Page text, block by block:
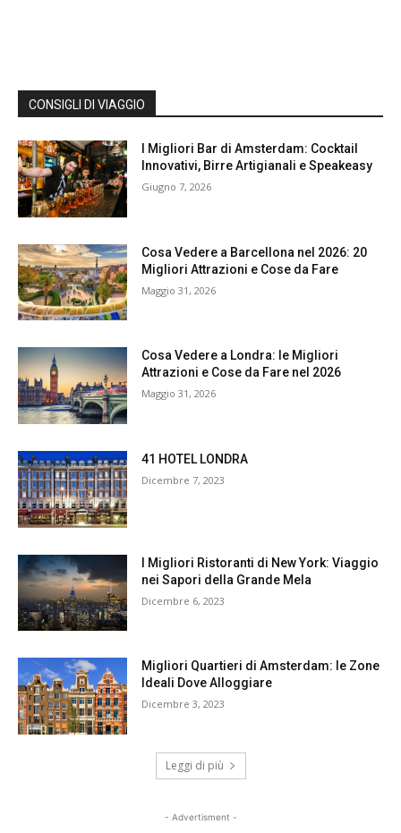
CONSIGLI DI VIAGGIO
I Migliori Bar di Amsterdam: Cocktail
Innovativi, Birre Artigianali e Speakeasy
Giugno 7, 2026
Cosa Vedere a Barcellona nel 2026: 20
Migliori Attrazioni e Cose da Fare
Maggio 31, 2026
Cosa Vedere a Londra: le Migliori
Attrazioni e Cose da Fare nel 2026
Maggio 31, 2026
41 HOTEL LONDRA
Dicembre 7, 2023
I Migliori Ristoranti di New York: Viaggio
nei Sapori della Grande Mela
Dicembre 6, 2023
Migliori Quartieri di Amsterdam: le Zone
Ideali Dove Alloggiare
Dicembre 3, 2023
Leggi di più
- Advertisment -